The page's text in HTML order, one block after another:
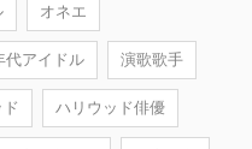
オネエ
代アイドル 演歌歌手
ハリウッド俳優